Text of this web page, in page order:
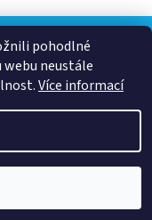
vyhrazena
pohodlné
neustále
Více informací